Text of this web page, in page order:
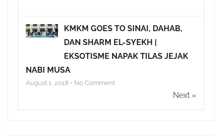
KMKM GOES TO SINAI, DAHAB,
DAN SHARM EL-SYEKH |
EKSOTISME NAPAK TILAS JEJAK
NABI MUSA
August 1, 2018 • No Comment
Next »